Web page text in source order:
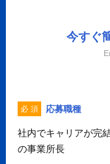
今すぐ
必 須 応募職種
社内でキャリアが完
の事業所長